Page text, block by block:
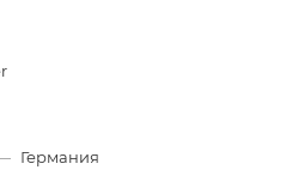
Германия